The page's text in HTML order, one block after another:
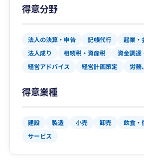
得意分野
法人の決算・申告 記帳代行
起業・
法人成り
相続税・資産税
資金調達
経営アドバイス
経営計画策定 労務
得意業種
建設 製造 小売 卸売 飲食・
サービス